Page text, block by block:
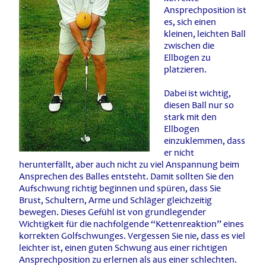
Ansprechposition ist
es, sich einen
kleinen, leichten Ball
zwischen die
Ellbogen zu
platzieren.
Dabei ist wichtig,
diesen Ball nur so
stark mit den
Ellbogen
einzuklemmen, dass
er nicht
herunterfällt, aber auch nicht zu viel Anspannung beim
Ansprechen des Balles entsteht. Damit sollten Sie den
Aufschwung richtig beginnen und spüren, dass Sie
Brust, Schultern, Arme und Schläger gleichzeitig
bewegen. Dieses Gefühl ist von grundlegender
Wichtigkeit für die nachfolgende “Kettenreaktion” eines
korrekten Golfschwunges. Vergessen Sie nie, dass es viel
leichter ist, einen guten Schwung aus einer richtigen
Ansprechposition zu erlernen als aus einer schlechten.